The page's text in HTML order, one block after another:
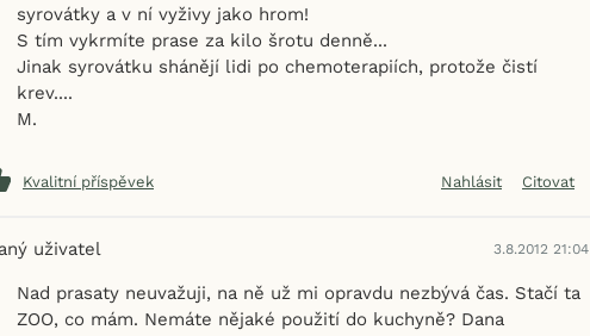
syrovátky a v ní vyživy jako hrom!
S tím vykrmíte prase za kilo šrotu denně...
Jinak syrovátku shánějí lidi po chemoterapiích, protože čistí
krev....
M.
Kvalitní příspěvek Nahlásit Citovat
uživatel 3.8.2012 21:04
Nad prasaty neuvažuji, na ně už mi opravdu nezbývá čas. Stačí ta
ZOO, co mám. Nemáte nějaké použití do kuchyně? Dana